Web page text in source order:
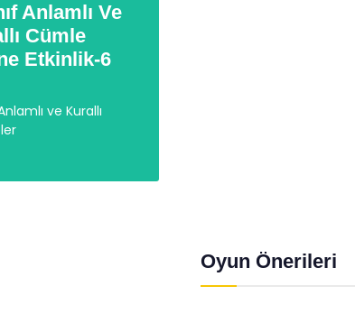
Anlamlı Ve
Cümle
Etkinlik-6
ve Kurallı
Oyun Önerileri